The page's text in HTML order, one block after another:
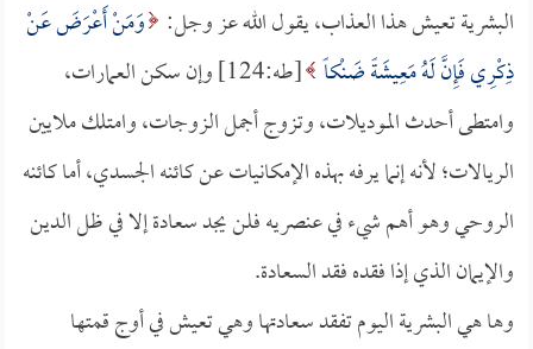
البشرية تعيش هذا العذاب، يقول الله عز وجل: وَمَنْ أَعْرَضَ عَنْ
ذِكْرِي فَإِنَّ لَهُ مَعِيشَةً ضَنْكاً
[طه:124] وإن سكن العمارات،
وامتطى أحدث الموديلات، وتزوج أجمل الزوجات، وامتلك ملايين
الريالات؛ لأنه إنما يرفه بهذه الإمكانيات عن كائنه الجسدي، أما كائنه
الروحي وهو أهم شيء في عنصريه فلن يجد سعادة إلا في ظل الدين
والإيمان الذي إذا فقده فقد السعادة.
وها هي البشرية اليوم تفقد سعادتها وهي تعيش في أوج قمتها